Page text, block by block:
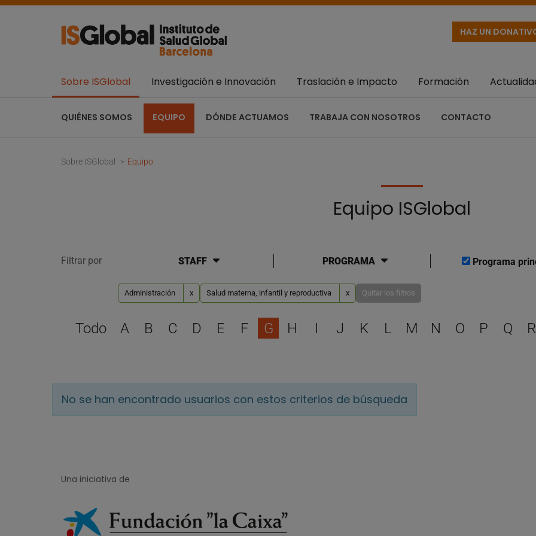
HAZ UN
Sobre ISGlobal
QUIÉNES SOMOS EQUIPO DÓNDE ACTUAMOS TRABAJA CON NOSOTROS CONTACTO
Investigación e Innovación Traslación e Impacto Formación
Sobre ISGlobal Equipo
Equipo ISGlobal
Filtrar por STAFF PROGRAMA Programa
Administración x Salud materna, infantil y reproductiva x Quitar los filtros
Selecciona una letra
Todo A B C D E F G H I J K L M N O P Q R
No se han encontrado usuarios con estos criterios de búsqueda
Una iniciativa de